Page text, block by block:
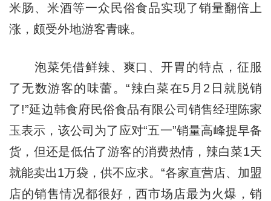
米肠、米酒等一众民俗食品实现了销量翻倍上
涨，颇受外地游客青睐。
泡菜凭借鲜辣、爽口、开胃的特点，征服
了无数游客的味蕾。“辣白菜在5月2日就脱销
了!”延边韩食府民俗食品有限公司销售经理陈家
玉表示，该公司为了应对“五一”销量高峰提早备
货，但还是低估了游客的消费热情，辣白菜1天
就能卖出1万袋，供不应求。“各家直营店、加盟
店的销售情况都很好，西市场店最为火爆，销